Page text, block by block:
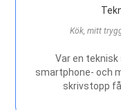
Kök, mitt
Var en
smartphone- och
skrivstopp